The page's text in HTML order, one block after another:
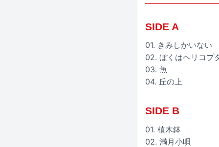
SIDE A
01. きみしかいない
02. ぼくはヘリコプ
03. 魚
04. 丘の上
SIDE B
01. 植木鉢
02. 満月小唄